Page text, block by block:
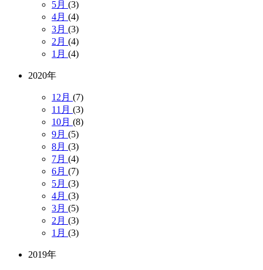
5月 (3)
4月 (4)
3月 (3)
2月 (4)
1月 (4)
2020年
12月 (7)
11月 (3)
10月 (8)
9月 (5)
8月 (3)
7月 (4)
6月 (7)
5月 (3)
4月 (3)
3月 (5)
2月 (3)
1月 (3)
2019年